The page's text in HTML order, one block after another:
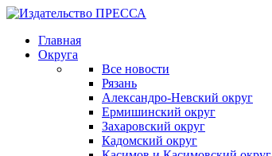
Главная
Округа
Все новости
Рязань
Александро-Невский округ
Ермишинский округ
Захаровский округ
Кадомский округ